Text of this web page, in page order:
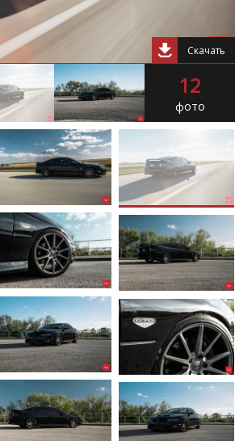
Скачать
12
фото